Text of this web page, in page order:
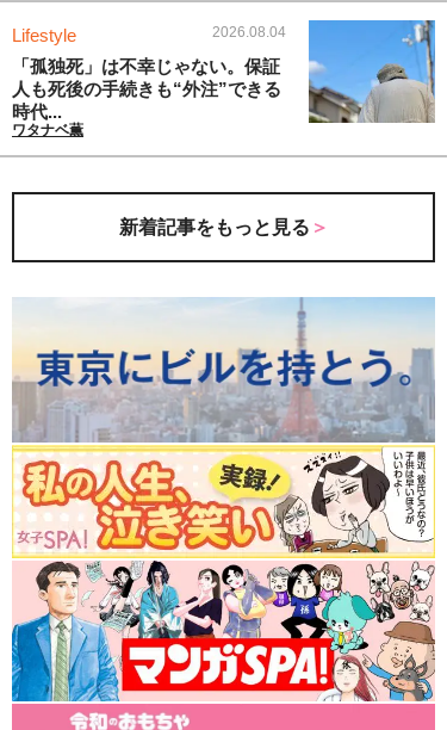
Lifestyle 2026.08.04
「孤独死」は不幸じゃない。保証
人も死後の手続きも“外注”できる
時代...
ワタナベ薫
新着記事をもっと見る